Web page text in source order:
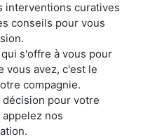
interventions curatives
conseils pour vous
s'offre à vous pour
vous avez, c'est le
compagnie.
pour votre
nos